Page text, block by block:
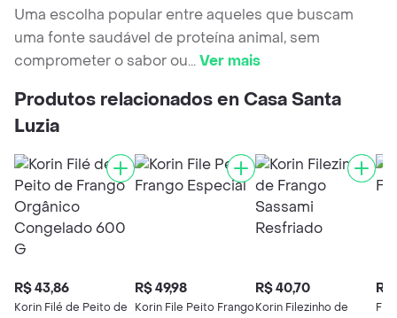
Uma escolha popular entre aqueles que buscam
uma fonte saudável de proteína animal, sem
comprometer o sabor ou...Ver mais
Produtos relacionados en Casa Santa
Luzia
R$ 43,86
Korin Filé de Peito de
R$ 49,98
Korin File Peito Frango
R$ 40,70
Korin Filezinho de